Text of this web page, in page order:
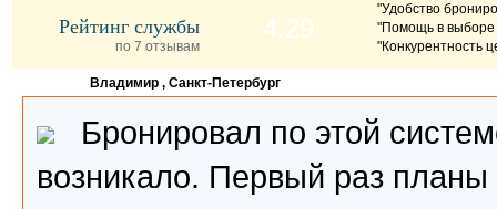
Рейтинг службы
по 7 отзывам
4,29
"Удобство
"Помощь в выборе
"Конкурентность
Владимир , Санкт-Петербург
Бронировал по этой
возникало. Первый раз